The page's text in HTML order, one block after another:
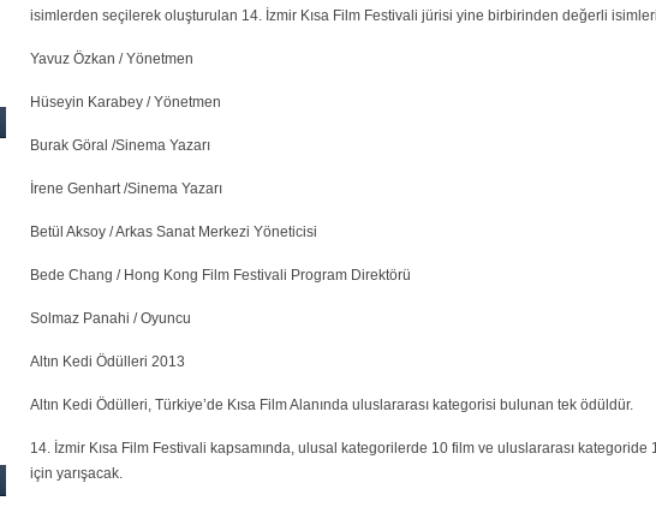
isimlerden seçilerek oluşturulan 14. İzmir Kısa Film Festivali jürisi yine birbirinden değerli isimleri
Yavuz Özkan / Yönetmen
Hüseyin Karabey / Yönetmen
Burak Göral /Sinema Yazarı
İrene Genhart /Sinema Yazarı
Betül Aksoy / Arkas Sanat Merkezi Yöneticisi
Bede Chang / Hong Kong Film Festivali Program Direktörü
Solmaz Panahi / Oyuncu
Altın Kedi Ödülleri 2013
Altın Kedi Ödülleri, Türkiye’de Kısa Film Alanında uluslararası kategorisi bulunan tek ödüldür.
14. İzmir Kısa Film Festivali kapsamında, ulusal kategorilerde 10 film ve uluslararası kategoride
için yarışacak.